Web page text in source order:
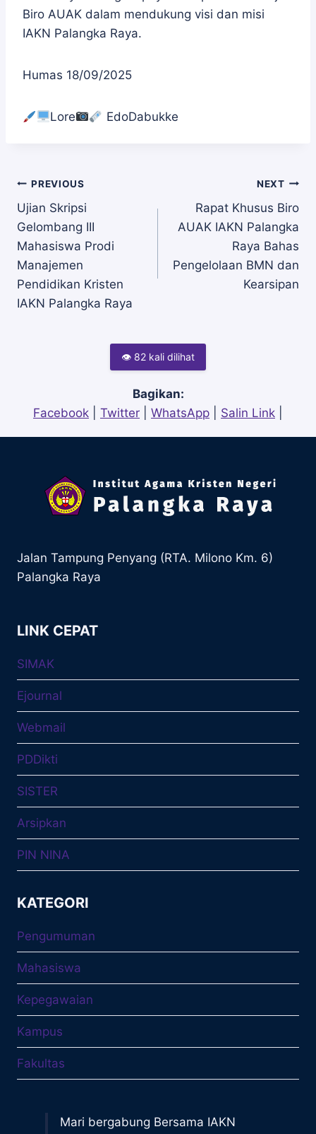
Biro AUAK dalam mendukung visi dan misi
IAKN Palangka Raya.
Humas 18/09/2025
Lore EdoDabukke
Navigasi
pos
PREVIOUS
Ujian Skripsi
Gelombang III
Mahasiswa Prodi
Manajemen
Pendidikan Kristen
IAKN Palangka Raya
NEXT
Rapat Khusus Biro
AUAK IAKN Palangka
Raya Bahas
Pengelolaan BMN dan
Kearsipan
👁 82 kali dilihat
Bagikan:
Facebook
Twitter WhatsApp Salin Link
Jalan Tampung Penyang (RTA. Milono Km. 6)
Palangka Raya
LINK CEPAT
SIMAK
Ejournal
Webmail
PDDikti
SISTER
Arsipkan
PIN NINA
KATEGORI
Pengumuman
Mahasiswa
Kepegawaian
Kampus
Fakultas
Mari bergabung Bersama IAKN